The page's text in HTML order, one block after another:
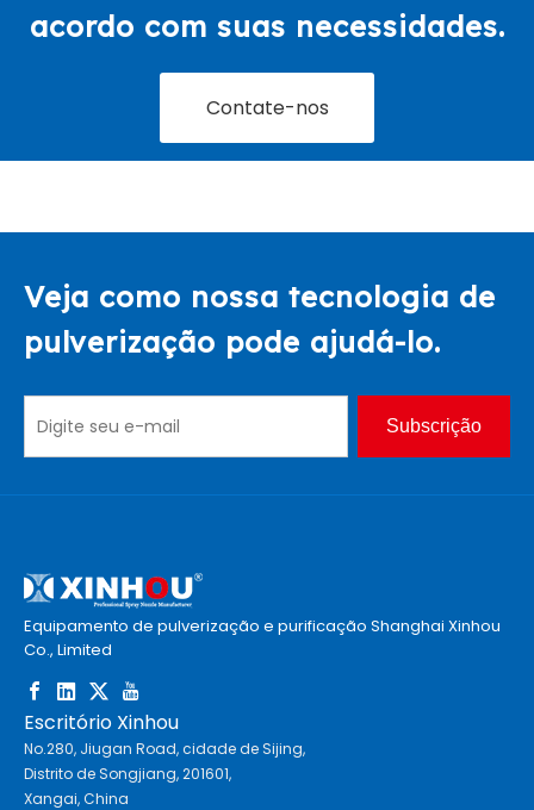
acordo com suas necessidades.
Contate-nos
Veja como nossa tecnologia de
pulverização pode ajudá-lo.
Subscrição
Equipamento de pulverização e purificação Shanghai Xinhou
Co., Limited
Escritório Xinhou
No.280, Jiugan Road, cidade de Sijing,
Distrito de Songjiang, 201601,
Xangai, China